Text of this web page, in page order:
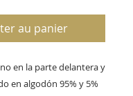
au panier
en la parte delantera y
en algodón 95% y 5%